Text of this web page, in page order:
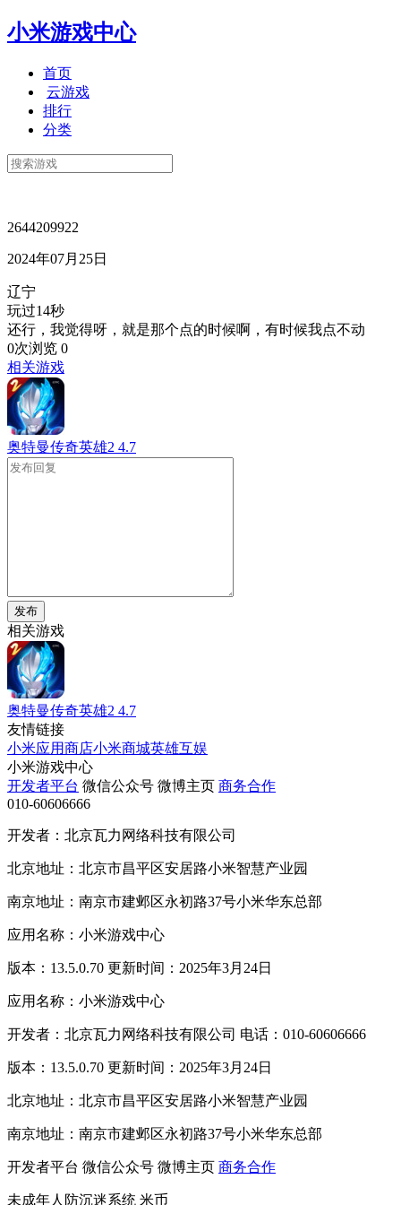
小米游戏中心
首页
云游戏
排行
分类
2644209922
2024年07月25日
辽宁
玩过14秒
还行，我觉得呀，就是那个点的时候啊，有时候我点不动
0次浏览 0
相关游戏
奥特曼传奇英雄2 4.7
发布
相关游戏
奥特曼传奇英雄2 4.7
友情链接
小米应用商店小米商城英雄互娱
小米游戏中心
开发者平台 微信公众号 微博主页 商务合作
010-60606666
开发者：北京瓦力网络科技有限公司
北京地址：北京市昌平区安居路小米智慧产业园
南京地址：南京市建邺区永初路37号小米华东总部
应用名称：小米游戏中心
版本：13.5.0.70 更新时间：2025年3月24日
应用名称：小米游戏中心
开发者：北京瓦力网络科技有限公司 电话：010-60606666
版本：13.5.0.70 更新时间：2025年3月24日
北京地址：北京市昌平区安居路小米智慧产业园
南京地址：南京市建邺区永初路37号小米华东总部
开发者平台 微信公众号 微博主页 商务合作
未成年人防沉迷系统 米币